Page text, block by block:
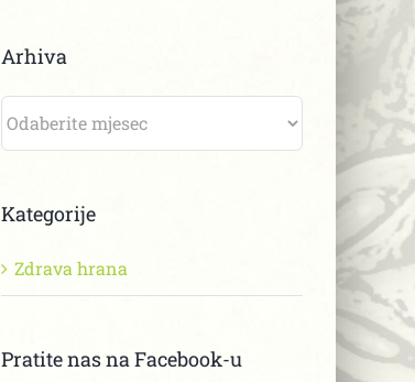
Arhiva
Kategorije
Zdrava hrana
Pratite nas na Facebook-u